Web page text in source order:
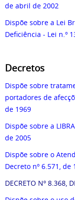
de abril de 2002
Dispõe sobre a Lei
Deficiência - Lei n.º
Decretos
Dispõe sobre
portadores de
de 1969
Dispõe sobre a
de 2005
Dispõe sobre o
Decreto nº 6.571,
DECRETO Nº 8.368,